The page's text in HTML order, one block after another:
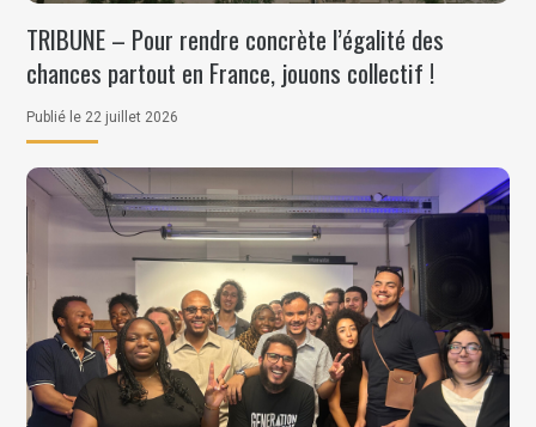
TRIBUNE – Pour rendre concrète l’égalité des
chances partout en France, jouons collectif !
Publié le 22 juillet 2026